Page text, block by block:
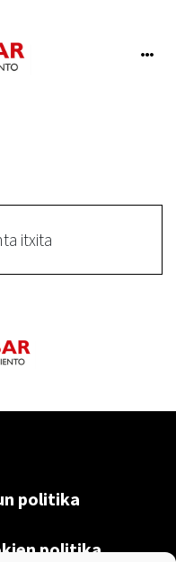
itxita
politika
politika